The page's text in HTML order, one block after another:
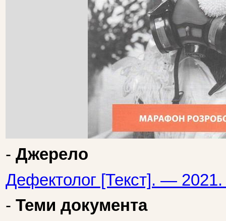
- Джерело
Дефектолог [Текст]. —
- Теми документа